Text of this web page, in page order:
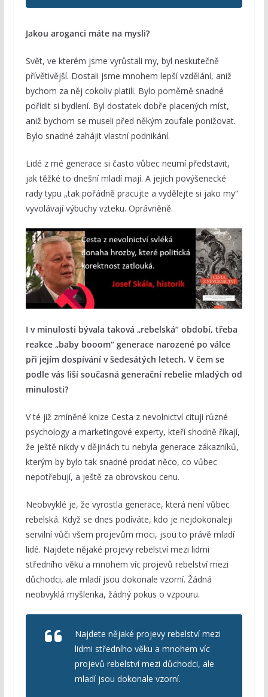
Jakou aroganci máte na mysli?
Svět, ve kterém jsme vyrůstali my, byl neskutečně
přívětivější. Dostali jsme mnohem lepší vzdělání, aniž
bychom za něj cokoliv platili. Bylo poměrně snadné
pořídit si bydlení. Byl dostatek dobře placených míst,
aniž bychom se museli před někým zoufale ponižovat.
Bylo snadné zahájit vlastní podnikání.
Lidé z mé generace si často vůbec neumí představit,
jak těžké to dnešní mladí mají. A jejich povýšenecké
rady typu „tak pořádně pracujte a vydělejte si jako my“
vyvolávají výbuchy vzteku. Oprávněně.
I v minulosti bývala taková „rebelská“ období, třeba
reakce „baby booom“ generace narozené po válce
při jejím dospívání v šedesátých letech. V čem se
podle vás liší současná generační rebelie mladých od
minulosti?
V té již zmíněné knize Cesta z nevolnictví cituji různé
psychology a marketingové experty, kteří shodně říkají,
že ještě nikdy v dějinách tu nebyla generace zákazníků,
kterým by bylo tak snadné prodat něco, co vůbec
nepotřebují, a ještě za obrovskou cenu.
Neobvyklé je, že vyrostla generace, která není vůbec
rebelská. Když se dnes podíváte, kdo je nejdokonaleji
servilní vůči všem projevům moci, jsou to právě mladí
lidé. Najdete nějaké projevy rebelství mezi lidmi
středního věku a mnohem víc projevů rebelství mezi
důchodci, ale mladí jsou dokonale vzorní. Žádná
neobvyklá myšlenka, žádný pokus o vzpouru.
Najdete nějaké projevy rebelství mezi
lidmi středního věku a mnohem víc
projevů rebelství mezi důchodci, ale
mladí jsou dokonale vzorní.